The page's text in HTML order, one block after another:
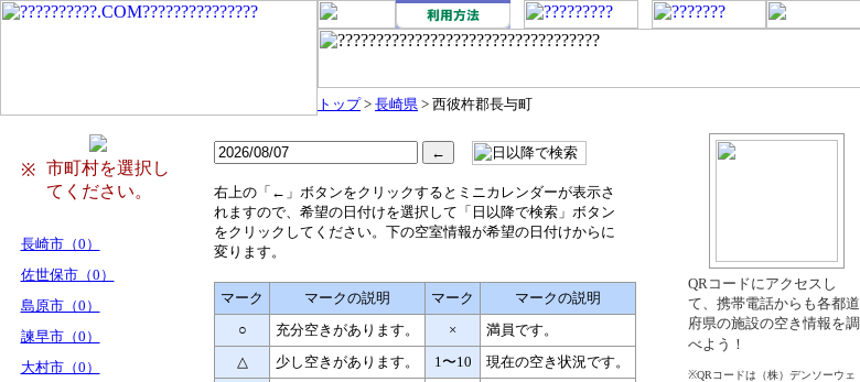
トップ> 長崎県 > 西彼杵郡長与町
※
市町村を選択し
てください。
長崎市（0）
佐世保市（0）
島原市（0）
諫早市（0）
大村市（0）
右上の「←」ボタンをクリックするとミニカレンダーが表示さ
れますので、希望の日付けを選択して「日以降で検索」ボタン
をクリックしてください。下の空室情報が希望の日付けからに
変ります。
マーク マークの説明 マーク
マークの説明
○
充分空きがあります。 ×
満員です。
△
少し空きがあります。 1〜10
現在の空き状況です。
QRコードにアクセスし
て、携帯電話からも各都道
府県の施設の空き情報を調
べよう！
※QRコードは（株）デンソーウェ